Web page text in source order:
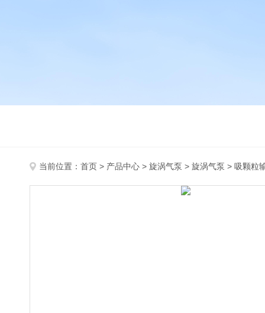
当前位置： 首页 > 产品中心 > 旋涡气泵 > 旋涡气泵 > 吸颗粒